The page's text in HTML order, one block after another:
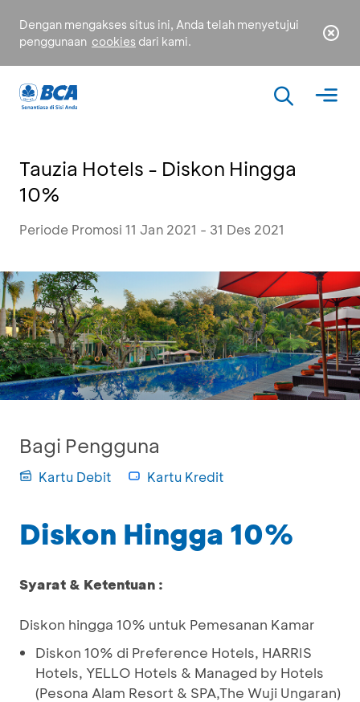
Dengan mengakses situs ini, Anda telah menyetujui
penggunaan cookies dari kami.
Tauzia Hotels - Diskon Hingga
10%
Periode Promosi 11 Jan 2021 - 31 Des 2021
Bagi Pengguna
Kartu Debit Kartu Kredit
Diskon Hingga 10%
Syarat & Ketentuan :
Diskon hingga 10% untuk Pemesanan Kamar
Diskon 10% di Preference Hotels, HARRIS
Hotels, YELLO Hotels & Managed by Hotels
(Pesona Alam Resort & SPA,The Wuji Ungaran)